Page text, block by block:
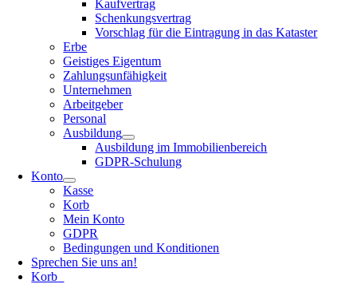
Kaufvertrag
Schenkungsvertrag
Vorschlag für die Eintragung in das Kataster
Erbe
Geistiges Eigentum
Zahlungsunfähigkeit
Unternehmen
Arbeitgeber
Personal
Ausbildung
Ausbildung im Immobilienbereich
GDPR-Schulung
Konto
Kasse
Korb
Mein Konto
GDPR
Bedingungen und Konditionen
Sprechen Sie uns an!
Korb